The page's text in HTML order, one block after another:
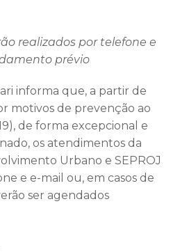
realizados por telefone e
prévio
informa que, a partir de
motivos de prevenção ao
de forma excepcional e
os atendimentos da
Urbano e SEPROJ
e e-mail ou, em casos de
ser agendados